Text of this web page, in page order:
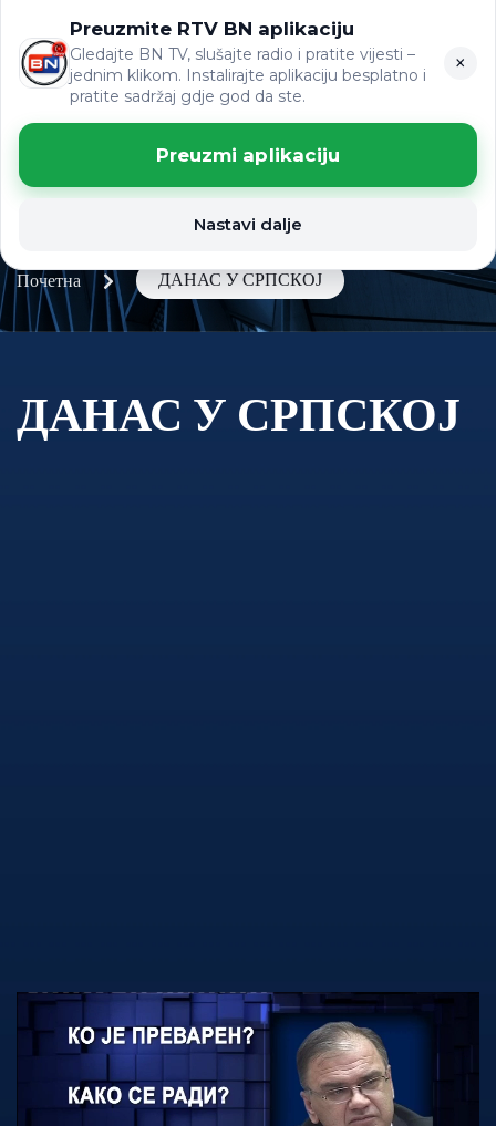
ВИЈЕСТИ LAT
Preuzmite RTV BN aplikaciju
Gledajte BN TV, slušajte radio i pratite vijesti –
jednim klikom. Instalirajte aplikaciju besplatno i
pratite sadržaj gdje god da ste.
×
Preuzmi aplikaciju
Nastavi dalje
Почетна ДАНАС У СРПСКОЈ
ДАНАС У СРПСКОЈ